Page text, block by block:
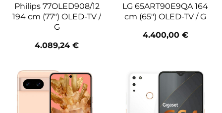
Philips 77OLED908/12
194 cm (77″) OLED-TV /
G
4.089,24 €
LG 65ART90E9QA 164
cm (65″) OLED-TV / G
4.400,00 €